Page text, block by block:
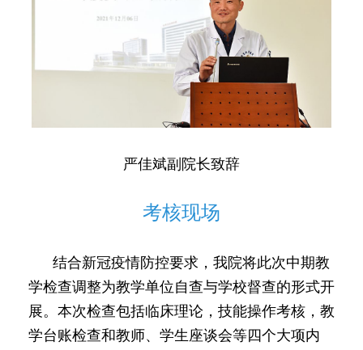
严佳斌副院长致辞
考核现场
结合新冠疫情防控要求，我院将此次中期教
学检查调整为教学单位自查与学校督查的形式开
展。本次检查包括临床理论，技能操作考核，教
学台账检查和教师、学生座谈会等四个大项内